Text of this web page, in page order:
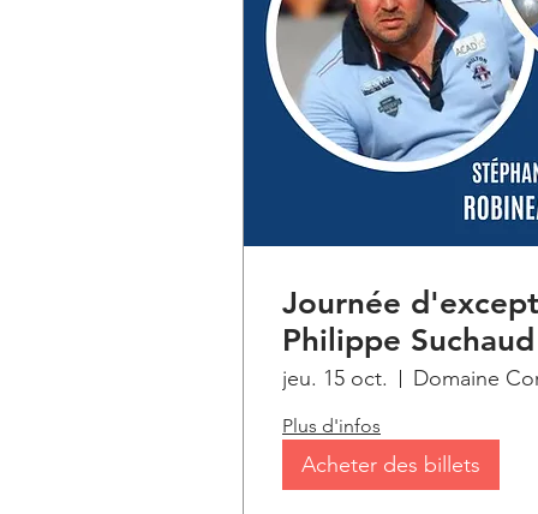
Journée
Philippe
Robineau au
vignoble !
jeu. 15 oct. Domaine
Plus d'infos
Acheter des billets